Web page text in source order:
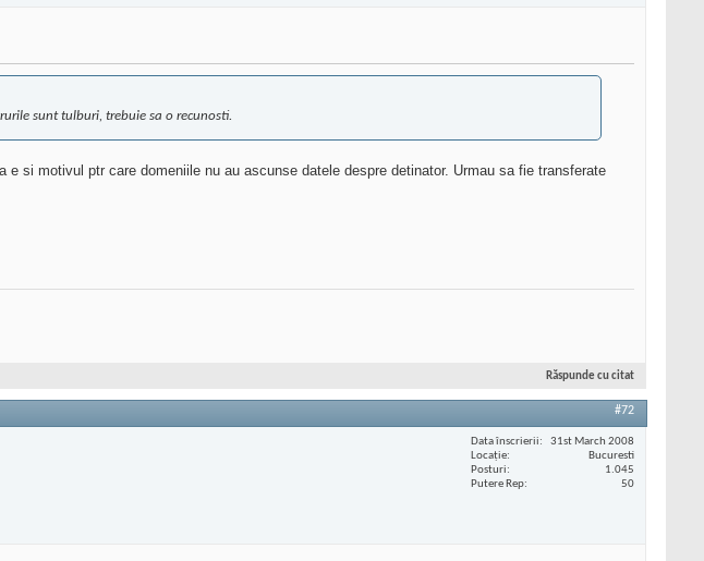
sunt tulburi, trebuie sa o recunosti.
si motivul ptr care domeniile nu au ascunse datele despre detinator. Urmau sa fie transferate
Răspunde cu citat
#72
Data înscrierii
31st March 2008
Locaţie
Bucuresti
Posturi
1.045
Putere Rep
50